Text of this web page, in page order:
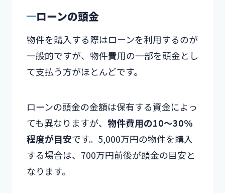
ローンの頭金
物件を購入する際はローンを利用するのが
一般的ですが、物件費用の一部を頭金とし
て支払う方がほとんどです。
ローンの頭金の金額は保有する資金によっ
ても異なりますが、 物件費用の10～30%
程度が目安です。5,000万円の物件を購入
する場合は、700万円前後が頭金の目安と
なります。